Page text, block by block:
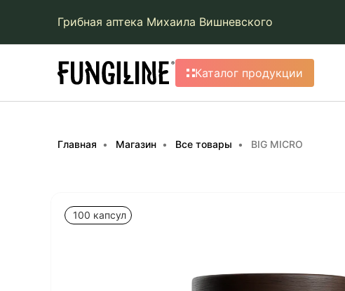
Грибная аптека Михаила Вишневского
Каталог продукции
Главная Магазин Все товары BIG MICRO
100 капсул